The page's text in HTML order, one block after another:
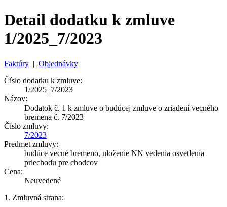
Detail dodatku k zmluve
1/2025_7/2023
Faktúry | Objednávky
Číslo dodatku k zmluve:
1/2025_7/2023
Názov:
Dodatok č. 1 k zmluve o budúcej zmluve o zriadení vecného
bremena č. 7/2023
Číslo zmluvy:
7/2023
Predmet zmluvy:
budúce vecné bremeno, uloženie NN vedenia osvetlenia
priechodu pre chodcov
Cena:
Neuvedené
1. Zmluvná strana: